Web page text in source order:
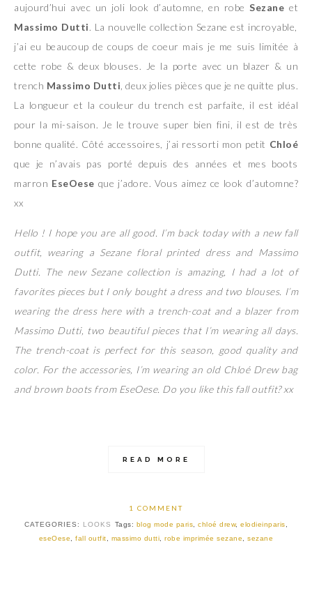
aujourd’hui avec un joli look d’automne, en robe Sezaneet
Massimo Dutti. La nouvelle collection Sezane est incroyable,
j’ai eu beaucoup de coups de coeur mais je me suis limitée à
cette robe & deux blouses. Je la porte avec un blazer & un
trench Massimo Dutti , deux jolies pièces que je ne quitte plus.
La longueur et la couleur du trench est parfaite, il est idéal
pour la mi-saison. Je le trouve super bien fini, il est de très
bonne qualité. Côté accessoires, j’ai ressorti mon petit Chloé
que je n’avais pas porté depuis des années et mes boots
marron EseOese que j’adore. Vous aimez ce look d’automne?
xx
Hello ! I hope you are all good. I’m back today with a new fall
outfit, wearing a Sezane floral printed dress and Massimo
Dutti. The new Sezane collection is amazing, I had a lot of
favorites pieces but I only bought a dress and two blouses. I’m
wearing the dress here with a trench-coat and a blazer from
Massimo Dutti, two beautiful pieces that I’m wearing all days.
The trench-coat is perfect for this season, good quality and
color. For the accessories, I’m wearing an old Chloé Drew bag
and brown boots from EseOese. Do you like this fall outfit? xx
READ MORE
1 COMMENT
CATEGORIES: LOOKS Tags: blog mode paris ,chloé drew,elodieinparis
eseOese
,fall outfit massimo dutti ,robe imprimée sezane ,sezane